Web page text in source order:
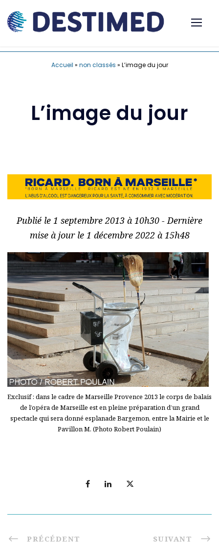
Accueil » non classés » L’image du jour
L’image du jour
Publié le 1 septembre 2013 à 10h30 - Dernière
mise à jour le 1 décembre 2022 à 15h48
Exclusif : dans le cadre de Marseille Provence 2013 le corps de balais
de l’opéra de Marseille est en pleine préparation d’un grand
spectacle qui sera donné esplanade Bargemon, entre la Mairie et le
Pavillon M. (Photo Robert Poulain)
PRÉCÉDENT SUIVANT